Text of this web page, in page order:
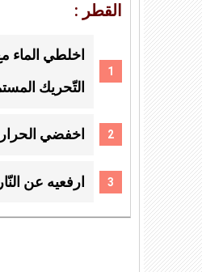
القطر :
اخلطي الماء
التّحريك
اخفضي
ارفعيه عن